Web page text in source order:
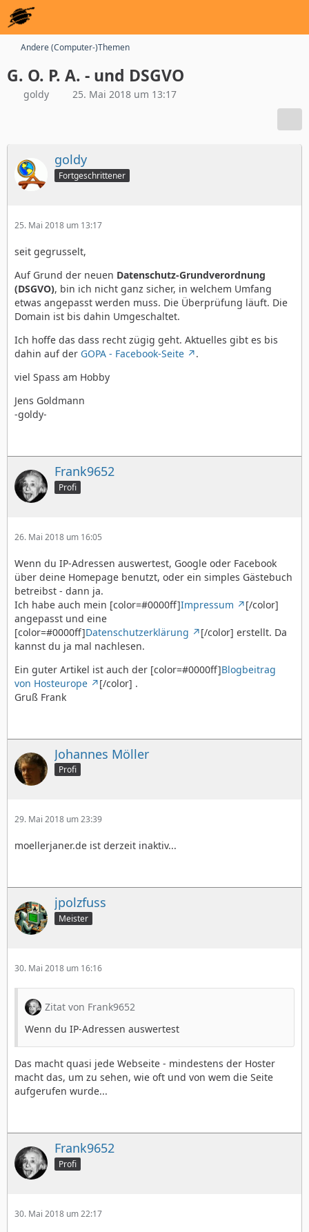
Andere (Computer-)Themen
G. O. P. A. - und DSGVO
goldy 25. Mai 2018 um 13:17
goldy
Fortgeschrittener
25. Mai 2018 um 13:17
seit gegrusselt,
Auf Grund der neuen Datenschutz-Grundverordnung
(DSGVO), bin ich nicht ganz sicher, in welchem Umfang
etwas angepasst werden muss. Die Überprüfung läuft. Die
Domain ist bis dahin Umgeschaltet.
Ich hoffe das dass recht zügig geht. Aktuelles gibt es bis
dahin auf der GOPA - Facebook-Seite
.
viel Spass am Hobby
Jens Goldmann
-goldy-
Frank9652
Profi
26. Mai 2018 um 16:05
Wenn du IP-Adressen auswertest, Google oder Facebook
über deine Homepage benutzt, oder ein simples Gästebuch
betreibst - dann ja.
Ich habe auch mein [color=#0000ff]Impressum
[/color]
angepasst und eine
[color=#0000ff]Datenschutzerklärung
[/color] erstellt. Da
kannst du ja mal nachlesen.
Ein guter Artikel ist auch der [color=#0000ff]Blogbeitrag
von Hosteurope
[/color] .
Gruß Frank
Johannes Möller
Profi
29. Mai 2018 um 23:39
moellerjaner.de ist derzeit inaktiv...
jpolzfuss
Meister
30. Mai 2018 um 16:16
Zitat von Frank9652
Wenn du IP-Adressen auswertest
Das macht quasi jede Webseite - mindestens der Hoster
macht das, um zu sehen, wie oft und von wem die Seite
aufgerufen wurde...
Frank9652
Profi
30. Mai 2018 um 22:17